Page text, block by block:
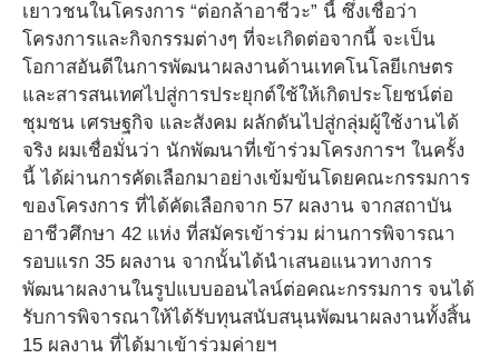
เยาวชนในโครงการ “ต่อกล้าอาชีวะ” นี้ ซึ่งเชื่อว่า
โครงการและกิจกรรมต่างๆ ที่จะเกิดต่อจากนี้ จะเป็น
โอกาสอันดีในการพัฒนาผลงานด้านเทคโนโลยีเกษตร
และสารสนเทศไปสู่การประยุกต์ใช้ให้เกิดประโยชน์ต่อ
ชุมชน เศรษฐกิจ และสังคม ผลักดันไปสู่กลุ่มผู้ใช้งานได้
จริง ผมเชื่อมั่นว่า นักพัฒนาที่เข้าร่วมโครงการฯ ในครั้ง
นี้ ได้ผ่านการคัดเลือกมาอย่างเข้มข้นโดยคณะกรรมการ
ของโครงการ ที่ได้คัดเลือกจาก 57 ผลงาน จากสถาบัน
อาชีวศึกษา 42 แห่ง ที่สมัครเข้าร่วม ผ่านการพิจารณา
รอบแรก 35 ผลงาน จากนั้นได้นำเสนอแนวทางการ
พัฒนาผลงานในรูปแบบออนไลน์ต่อคณะกรรมการ จนได้
รับการพิจารณาให้ได้รับทุนสนับสนุนพัฒนาผลงานทั้งสิ้น
15 ผลงาน ที่ได้มาเข้าร่วมค่ายฯ